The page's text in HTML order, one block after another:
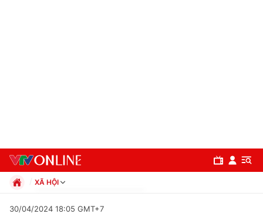
XÃ HỘI
Xã hội
30/04/2024 18:05 GMT+7